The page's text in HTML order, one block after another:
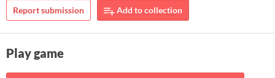
Report submission Add to collection
Play game